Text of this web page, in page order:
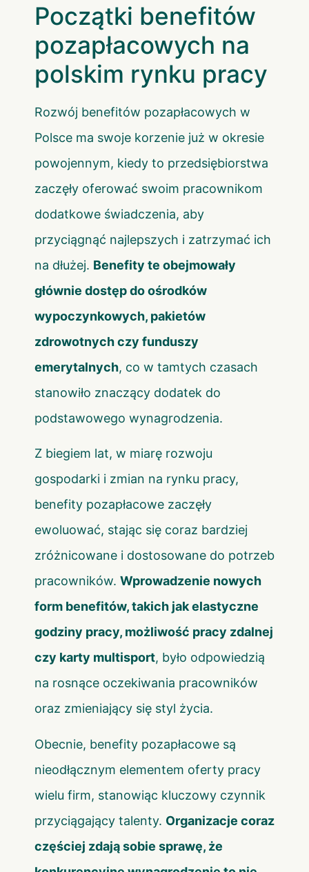
Początki benefitów
pozapłacowych na
polskim rynku pracy
Rozwój benefitów pozapłacowych w
Polsce ma swoje korzenie już w okresie
powojennym, kiedy to przedsiębiorstwa
zaczęły oferować swoim pracownikom
dodatkowe świadczenia, aby
przyciągnąć najlepszych i zatrzymać ich
na dłużej. Benefity te obejmowały
głównie dostęp do ośrodków
wypoczynkowych, pakietów
zdrowotnych czy funduszy
emerytalnych, co w tamtych czasach
stanowiło znaczący dodatek do
podstawowego wynagrodzenia.
Z biegiem lat, w miarę rozwoju
gospodarki i zmian na rynku pracy,
benefity pozapłacowe zaczęły
ewoluować, stając się coraz bardziej
zróżnicowane i dostosowane do potrzeb
pracowników. Wprowadzenie nowych
form benefitów, takich jak elastyczne
godziny pracy, możliwość pracy zdalnej
czy karty multisport, było odpowiedzią
na rosnące oczekiwania pracowników
oraz zmieniający się styl życia.
Obecnie, benefity pozapłacowe są
nieodłącznym elementem oferty pracy
wielu firm, stanowiąc kluczowy czynnik
przyciągający talenty. Organizacje coraz
częściej zdają sobie sprawę, że